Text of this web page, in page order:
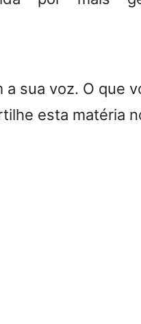
sua voz. O que
esta matéria